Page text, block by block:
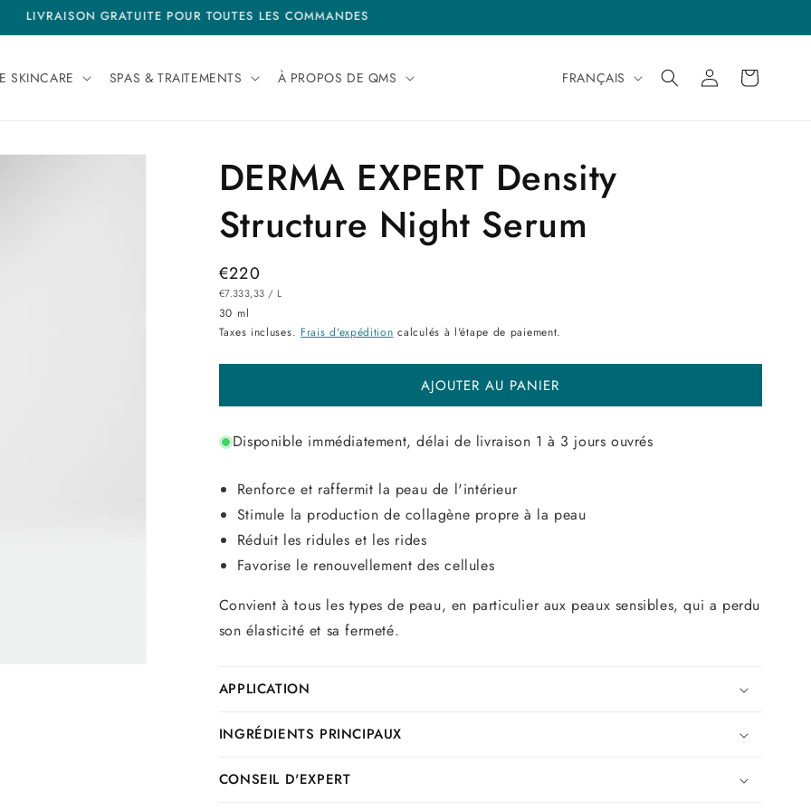
LIVRAISON GRATUITE POUR TOUTES LES COMMANDES
SKINCARE SPAS & TRAITEMENTS À PROPOS DE QMS Langue
FRANÇAIS Connexion Panier
DERMA EXPERT Density
Structure Night Serum
Prix
habituel
€220
PRIX
€7.333,33 / PAR
L
30 ml
Taxes incluses. Frais d'expédition calculés à l'étape de paiement.
AJOUTER AU PANIER
Disponible immédiatement, délai de livraison 1 à 3 jours ouvrés
Renforce et raffermit la peau de l'intérieur
Stimule la production de collagène propre à la peau
Réduit les ridules et les rides
Favorise le renouvellement des cellules
Convient à tous les types de peau, en particulier aux peaux sensibles, qui a perdu
son élasticité et sa fermeté.
APPLICATION
INGRÉDIENTS PRINCIPAUX
CONSEIL D'EXPERT